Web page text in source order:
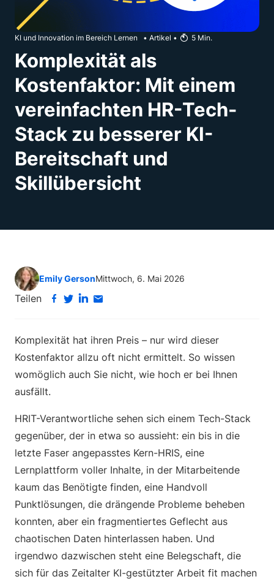
KI und Innovation im Bereich Lernen • Artikel • 5 Min.
Komplexität als
Kostenfaktor: Mit einem
vereinfachten HR-Tech-
Stack zu besserer KI-
Bereitschaft und
Skillübersicht
Emily GersonMittwoch, 6. Mai 2026
Teilen
Komplexität hat ihren Preis – nur wird dieser
Kostenfaktor allzu oft nicht ermittelt. So wissen
womöglich auch Sie nicht, wie hoch er bei Ihnen
ausfällt.
HRIT-Verantwortliche sehen sich einem Tech-Stack
gegenüber, der in etwa so aussieht: ein bis in die
letzte Faser angepasstes Kern-HRIS, eine
Lernplattform voller Inhalte, in der Mitarbeitende
kaum das Benötigte finden, eine Handvoll
Punktlösungen, die drängende Probleme beheben
konnten, aber ein fragmentiertes Geflecht aus
chaotischen Daten hinterlassen haben. Und
irgendwo dazwischen steht eine Belegschaft, die
sich für das Zeitalter KI-gestützter Arbeit fit machen